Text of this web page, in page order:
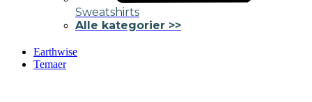
Sweatshirts
Alle kategorier >>
Earthwise
Temaer